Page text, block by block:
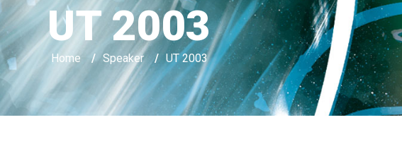
UT 2003
Home / Speaker / UT 2003